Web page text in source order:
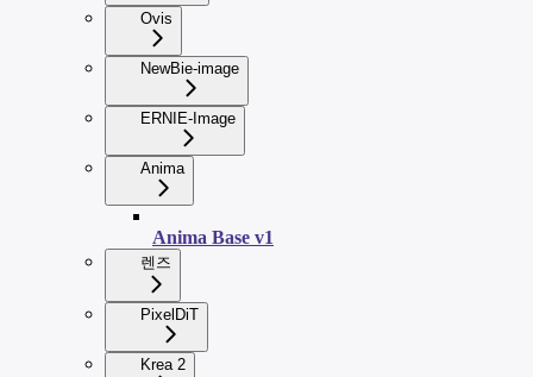
Ovis
NewBie-image
ERNIE-Image
Anima
Anima Base v1
렌즈
PixelDiT
Krea 2